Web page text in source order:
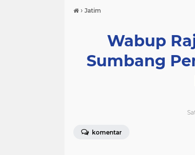
› Jatim
Wabup
Sumbang
komentar